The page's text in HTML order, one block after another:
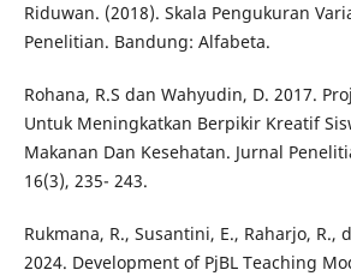
Riduwan. (2018). Skala Pengukuran
Penelitian. Bandung: Alfabeta.
Rohana, R.S dan Wahyudin, D. 2017.
Untuk Meningkatkan Berpikir Kreatif
Makanan Dan Kesehatan. Jurnal
16(3), 235- 243.
Rukmana, R., Susantini, E., Raharjo, R.,
2024. Development of PjBL Teaching